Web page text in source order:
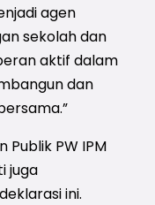
agen
sekolah dan
aktif dalam
dan
Publik PW IPM
juga
ini.